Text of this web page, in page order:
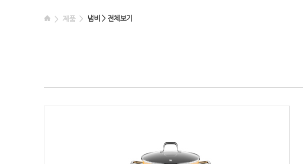
제품 냄비 > 전체보기